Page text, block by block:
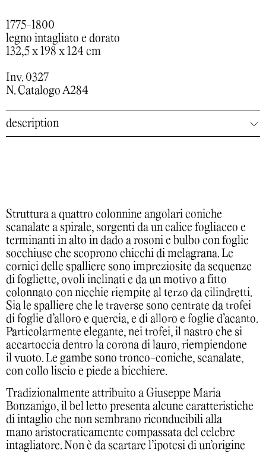
1775-1800
legno intagliato e dorato
132,5 x 198 x 124 cm
Inv. 0327
N. Catalogo A284
description
Struttura a quattro colonnine angolari coniche
scanalate a spirale, sorgenti da un calice fogliaceo e
terminanti in alto in dado a rosoni e bulbo con foglie
socchiuse che scoprono chicchi di melagrana. Le
cornici delle spalliere sono impreziosite da sequenze
di fogliette, ovoli inclinati e da un motivo a fitto
colonnato con nicchie riempite al terzo da cilindretti.
Sia le spalliere che le traverse sono centrate da trofei
di foglie d’alloro e quercia, e di alloro e foglie d’acanto.
Particolarmente elegante, nei trofei, il nastro che si
accartoccia dentro la corona di lauro, riempiendone
il vuoto. Le gambe sono tronco-coniche, scanalate,
con collo liscio e piede a bicchiere.
Tradizionalmente attribuito a Giuseppe Maria
Bonzanigo, il bel letto presenta alcune caratteristiche
di intaglio che non sembrano riconducibili alla
mano aristocraticamente compassata del celebre
intagliatore. Non è da scartare l’ipotesi di un’origine